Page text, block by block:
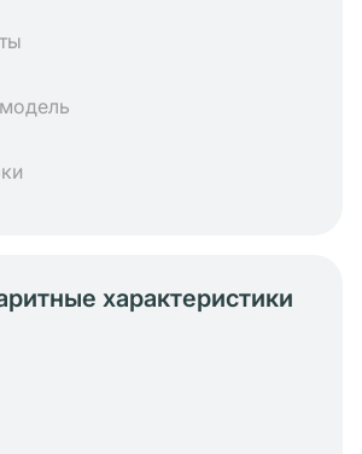
характеристики